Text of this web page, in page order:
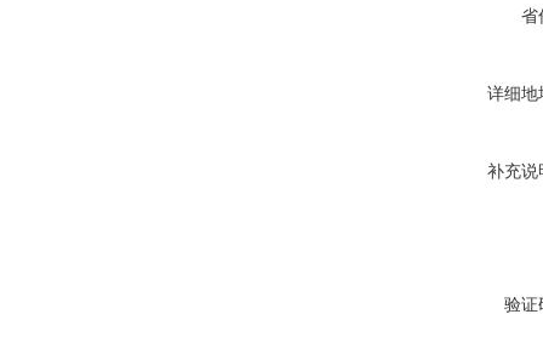
省
详细地
补充说
验证